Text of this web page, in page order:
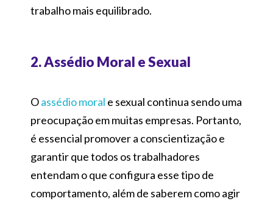
trabalho mais equilibrado.
2. Assédio Moral e Sexual
Oassédio moral e sexual continua sendo uma
preocupação em muitas empresas. Portanto,
é essencial promover a conscientização e
garantir que todos os trabalhadores
entendam o que configura esse tipo de
comportamento, além de saberem como agir